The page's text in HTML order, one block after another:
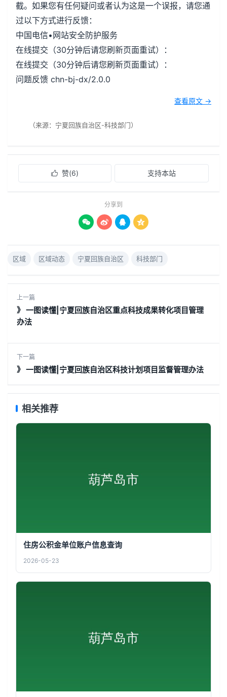
截。如果您有任何疑问或者认为这是一个误报，请您通
过以下方式进行反馈：
中国电信•网站安全防护服务
在线提交（30分钟后请您刷新页面重试）：
在线提交（30分钟后请您刷新页面重试）：
问题反馈 chn-bj-dx/2.0.0
查看原文 →
（来源：宁夏回族自治区-科技部门）
 赞(6) 支持本站
分享到
   
区域 区域动态 宁夏回族自治区 科技部门
上一篇
》 一图读懂|宁夏回族自治区重点科技成果转化项目管理
办法
下一篇
》 一图读懂|宁夏回族自治区科技计划项目监督管理办法
相关推荐
住房公积金单位账户信息查询
2026-05-23